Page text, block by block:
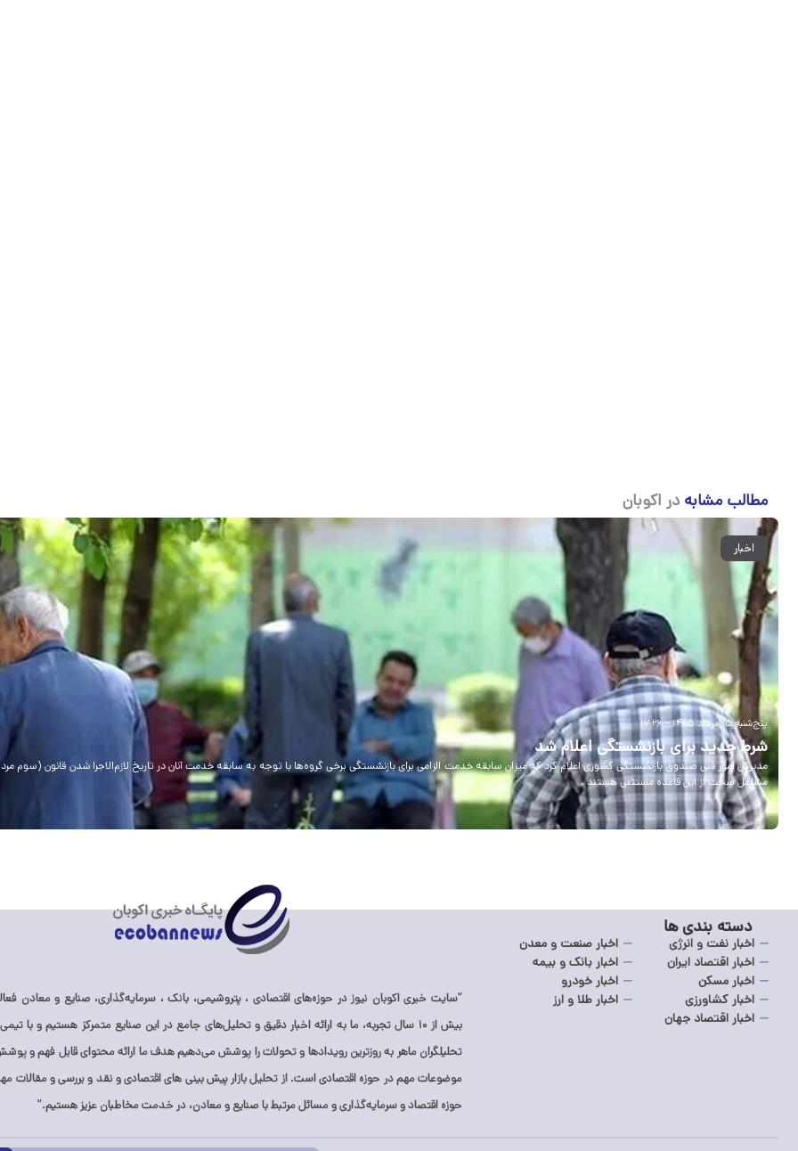
مطالب مشابه در اکوبان
اخبار
پنج‌شنبه ۱۵ مرداد ۱۴۰۵ – ۱۷:۲۶
شرط جدید برای بازنشستگی اعلام شد
مشاغل سخت از این قاعده مستثنی هستند .
دسته بندی ها
اخبار نفت و انرژی
اخبار صنعت و معدن
اخبار اقتصاد ایران
اخبار بانک و بیمه
اخبار مسکن
اخبار خودرو
اخبار کشاورزی
اخبار طلا و ارز
اخبار اقتصاد جهان
“سایت خبری اکوبان نیوز در حوزه‌های اقتصادی ، پتروشیمی، بانک ، سرمایه‌گذاری، صنایع و معادن
بیش از ۱۰ سال تجربه، ما به ارائه اخبار دقیق و تحلیل‌های جامع در این صنایع متمرکز هستیم و با
تحلیلگران ماهر به روزترین رویدادها و تحولات را پوشش می‌دهیم هدف ما ارائه محتوای قابل فهم و
موضوعات مهم در حوزه اقتصادی است. از تحلیل بازار پیش بینی های اقتصادی و نقد و بررسی و مقالات
حوزه اقتصاد و سرمایه‌گذاری و مسائل مرتبط با صنایع و معادن، در خدمت مخاطبان عزیز هستیم.”